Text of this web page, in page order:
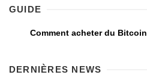
GUIDE
Comment acheter du Bitcoin
DERNIÈRES NEWS